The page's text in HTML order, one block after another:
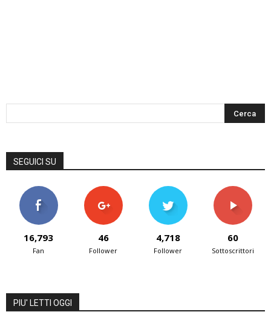
SEGUICI SU
16,793
Fan
46
Follower
4,718
Follower
60
Sottoscrittori
PIU' LETTI OGGI